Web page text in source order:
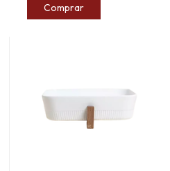
Comprar